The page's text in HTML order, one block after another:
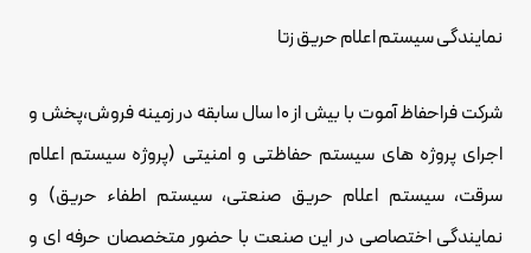
نمایندگی سیستم اعلام حریق زتا
شرکت فراحفاظآموت
با بیش از 10 سال سابقه در زمینه فروش،پخش و
اجرای پروژه های سیستم حفاظتی و امنیتی (پروژه سیستم اعلام
سرقت، سیستم اعلام حریق صنعتی، سیستم اطفاء حریق) و
نمایندگی اختصاصی در این صنعت با حضور متخصصان حرفه ای و